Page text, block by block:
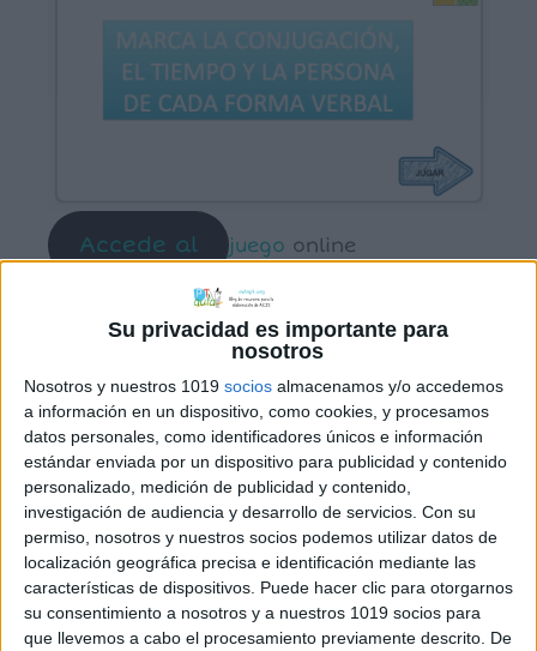
Su privacidad es importante para
nosotros
Nosotros y nuestros 1019 socios almacenamos y/o accedemos
a información en un dispositivo, como cookies, y procesamos
datos personales, como identificadores únicos e información
estándar enviada por un dispositivo para publicidad y contenido
personalizado, medición de publicidad y contenido,
investigación de audiencia y desarrollo de servicios. Con su
permiso, nosotros y nuestros socios podemos utilizar datos de
localización geográfica precisa e identificación mediante las
características de dispositivos. Puede hacer clic para otorgarnos
su consentimiento a nosotros y a nuestros 1019 socios para
que llevemos a cabo el procesamiento previamente descrito. De
Accede al juego online
Comparte esto:
Archivado en:LENGUA,lengua castellana
Etiquetado con:5º primaria, autoevaluación,
gamificación, impulsividad,juegos online ,
verbos